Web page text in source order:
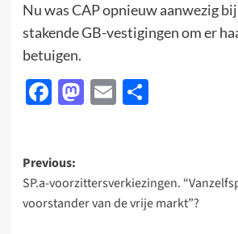
Nu was CAP opnieuw aanwezig
stakende GB-vestigingen om er
betuigen.
Facebook
Mastodon
EmailDelen
Post
navigation
Previous:
SP.a-voorzittersverkiezingen.
voorstander van de vrije markt”?